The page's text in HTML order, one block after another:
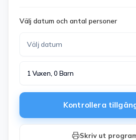
Välj datum och antal personer
1 Vuxen, 0 Barn
Kontrollera
Skriv ut